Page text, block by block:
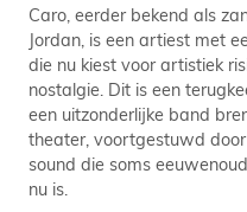
Caro, eerder bekend als
Jordan, is een artiest met
die nu kiest voor artistiek
nostalgie. Dit is een
een uitzonderlijke band
theater, voortgestuwd
sound die soms
nu is.